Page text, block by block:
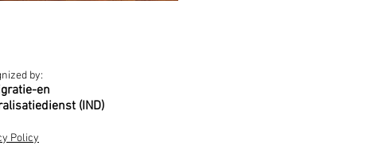
by:
en
(IND)
Policy